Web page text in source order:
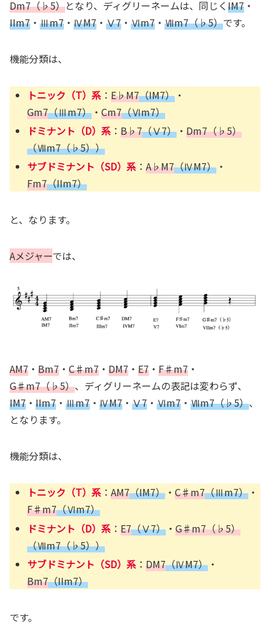
Dm7（♭5）となり、ディグリーネームは、同じく IM7 ・
IIm7 ・ Ⅲm7 ・ ⅣM7 ・ Ⅴ7 ・ Ⅵm7 ・ Ⅶm7（♭5）です。
機能分類は、
トニック（T）系 ：E♭M7（IM7） ・
Gm7（Ⅲm7） ・Cm7（Ⅵm7）
ドミナント（D）系 ：B♭7（Ⅴ7） ・Dm7（♭5）
（Ⅶm7（♭5））
サブドミナント（SD）系 ：A♭M7（ⅣM7） ・
Fm7（IIm7）
と、なります。
Aメジャーでは、
AM7 ・ Bm7 ・ C♯m7 ・ DM7 ・ E7 ・ F♯m7 ・
G♯m7（♭5）、ディグリーネームの表記は変わらず、
IM7 ・ IIm7 ・ Ⅲm7 ・ ⅣM7 ・ Ⅴ7 ・ Ⅵm7 ・ Ⅶm7（♭5）、
となります。
機能分類は、
トニック（T）系 ：AM7（IM7） ・C♯m7（Ⅲm7） ・
F♯m7（Ⅵm7）
ドミナント（D）系 ：E7（Ⅴ7） ・G♯m7（♭5）
（Ⅶm7（♭5））
サブドミナント（SD）系 ：DM7（ⅣM7） ・
Bm7（IIm7）
です。